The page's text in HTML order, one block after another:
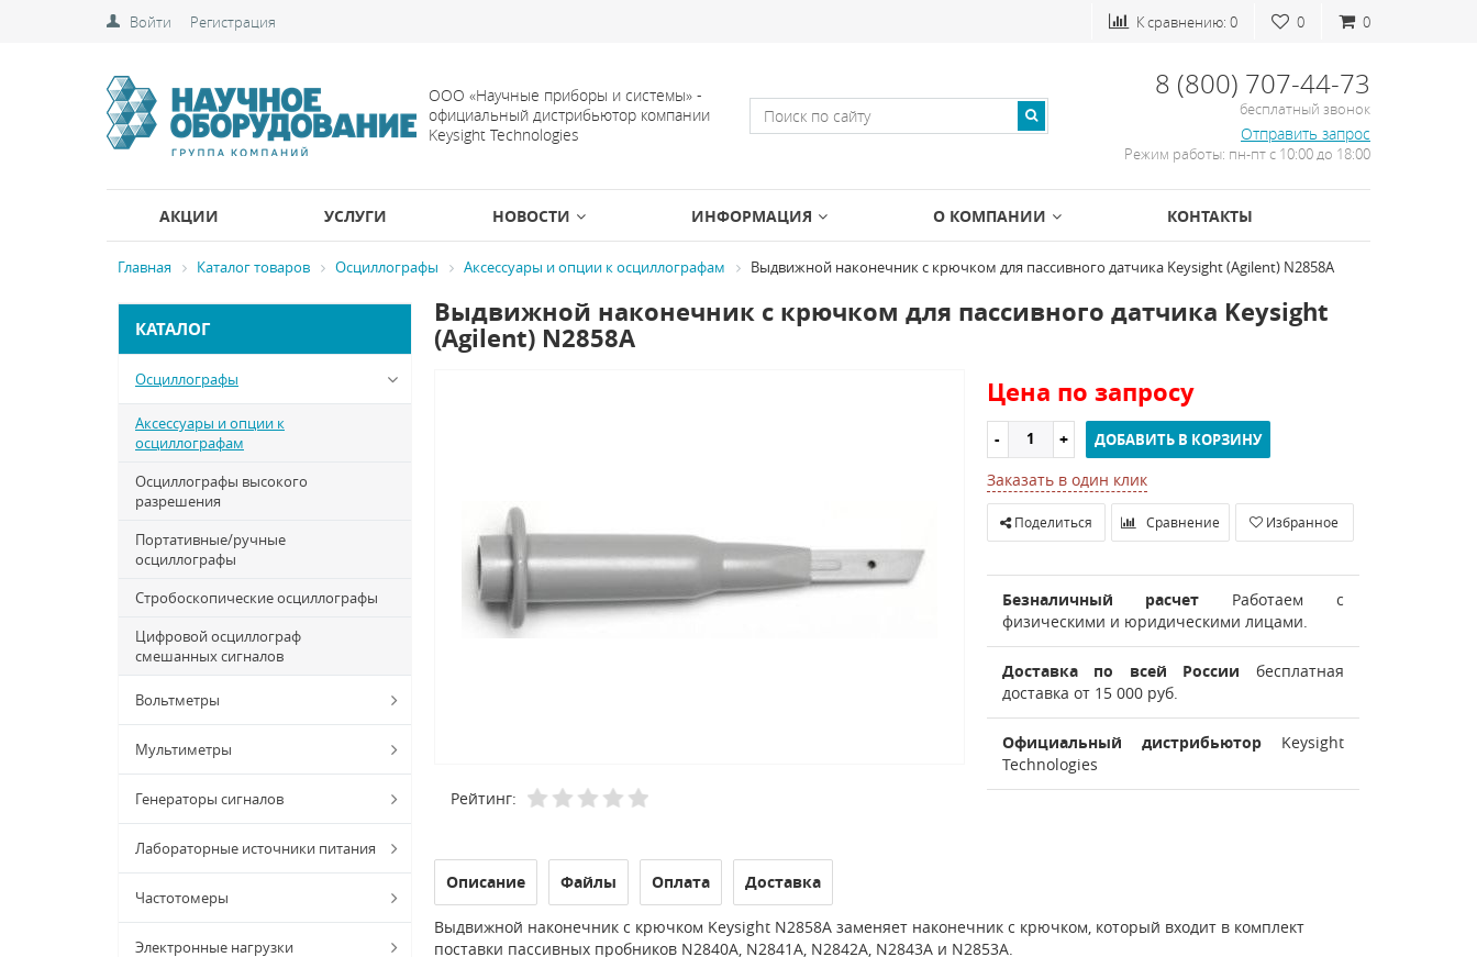
Войти Регистрация 0
0
К сравнению: 0
ООО «Научные приборы и системы» -
официальный дистрибьютор компании
Keysight Technologies
8 (800) 707-44-73
бесплатный звонок
Отправить запрос
Режим работы: пн-пт с 10:00 до 18:00
АКЦИИ УСЛУГИ НОВОСТИ ИНФОРМАЦИЯ О КОМПАНИИ КОНТАКТЫ
Главная Каталог товаров Осциллографы Аксессуары и опции к осциллографам Выдвижной наконечник с крючком для пассивного датчика Keysight (Agilent) N2858A
КАТАЛОГ
Осциллографы
Аксессуары и опции к
осциллографам
Осциллографы высокого
разрешения
Портативные/ручные
осциллографы
Стробоскопические осциллографы
Цифровой осциллограф
смешанных сигналов
Вольтметры
Мультиметры
Генераторы сигналов
Лабораторные источники питания
Частотомеры
Электронные нагрузки
Выдвижной наконечник с крючком для пассивного датчика Keysight
(Agilent) N2858A
Рейтинг:
Цена по запросу
ДОБАВИТЬ В КОРЗИНУ
Заказать в один клик
Поделиться Сравнение Избранное
Безналичный расчет Работаем с
физическими и юридическими лицами.
Доставка по всей России бесплатная
доставка от 15 000 руб.
Официальный дистрибьюторKeysight
Technologies
Описание Файлы Оплата Доставка
Выдвижной наконечник с крючком Keysight N2858A заменяет наконечник с крючком, который входит в комплект
поставки пассивных пробников N2840A, N2841A, N2842A, N2843A и N2853A.